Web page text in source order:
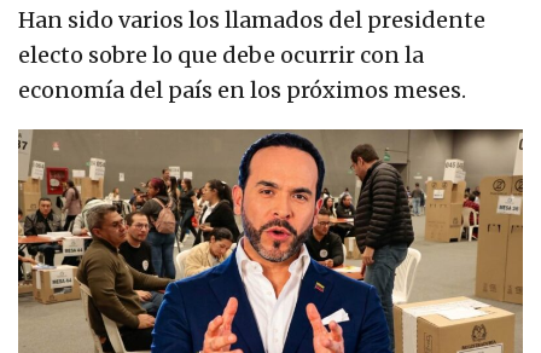
Han sido varios los llamados del presidente
electo sobre lo que debe ocurrir con la
economía del país en los próximos meses.